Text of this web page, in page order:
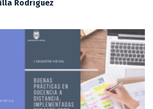
Rodríguez